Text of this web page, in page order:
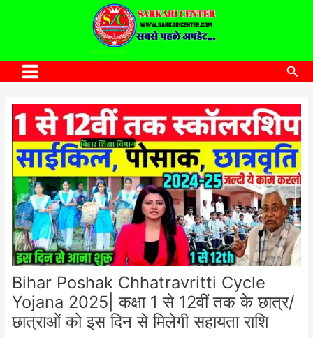
SARKARI CENTER
www.sarkaricenter.com
Main
Menu
Bihar Poshak Chhatravritti Cycle
Yojana 2025| कक्षा 1 से 12वीं तक के छात्र/
छात्राओं को इस दिन से मिलेगी सहायता राशि